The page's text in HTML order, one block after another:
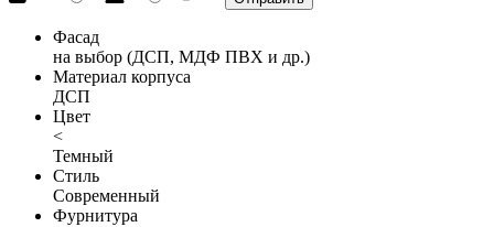
Фасад
на выбор (ДСП, МДФ ПВХ и др.)
Материал корпуса
ДСП
Цвет
<
Темный
Стиль
Современный
Фурнитура